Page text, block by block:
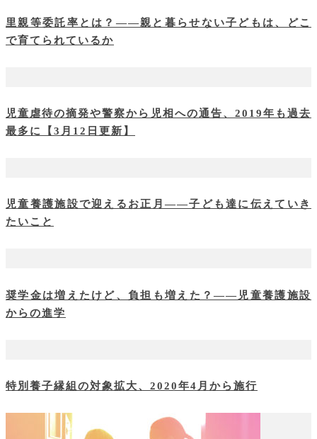
里親等委託率とは？――親と暮らせない子どもは、どこ
で育てられているか
児童虐待の摘発や警察から児相への通告、2019年も過去
最多に【3月12日更新】
児童養護施設で迎えるお正月――子ども達に伝えていき
たいこと
奨学金は増えたけど、負担も増えた？――児童養護施設
からの進学
特別養子縁組の対象拡大、2020年4月から施行